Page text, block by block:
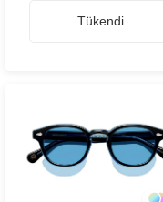
Tükendi